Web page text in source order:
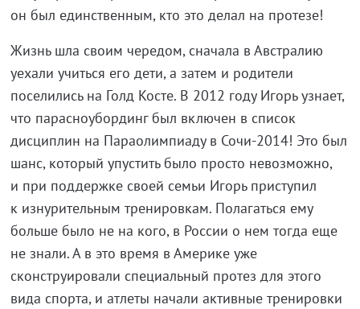
он был единственным, кто это делал на протезе!
Жизнь шла своим чередом, сначала в Австралию
уехали учиться его дети, а затем и родители
поселились на Голд Косте. В 2012 году Игорь узнает,
что парасноубординг был включен в список
дисциплин на Параолимпиаду в Сочи-2014! Это был
шанс, который упустить было просто невозможно,
и при поддержке своей семьи Игорь приступил
к изнурительным тренировкам. Полагаться ему
больше было не на кого, в России о нем тогда еще
не знали. А в это время в Америке уже
сконструировали специальный протез для этого
вида спорта, и атлеты начали активные тренировки